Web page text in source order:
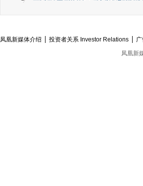
凤凰新媒体介绍 投资者关系 Investor Relations
凤凰新